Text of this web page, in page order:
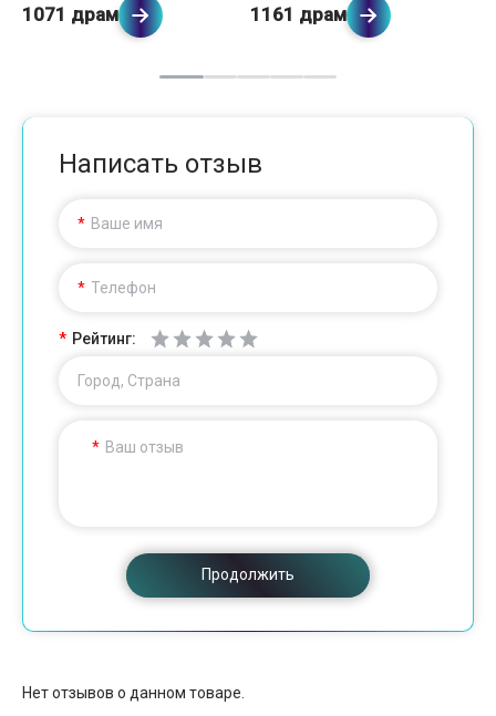
1071 драм 1161 драм
Написать отзыв
Ваше имя
Телефон
Рейтинг:
Город, Страна
Ваш отзыв
Продолжить
Нет отзывов о данном товаре.